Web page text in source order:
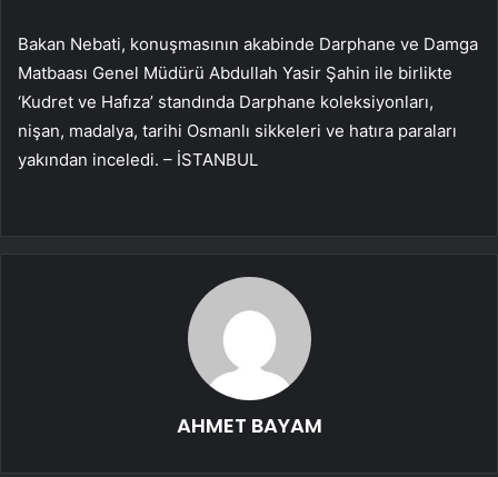
Bakan Nebati, konuşmasının akabinde Darphane ve Damga
Matbaası Genel Müdürü Abdullah Yasir Şahin ile birlikte
‘Kudret ve Hafıza’ standında Darphane koleksiyonları,
nişan, madalya, tarihi Osmanlı sikkeleri ve hatıra paraları
yakından inceledi. – İSTANBUL
AHMET BAYAM